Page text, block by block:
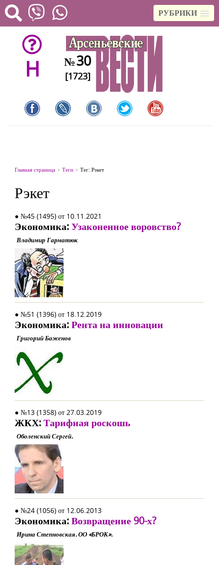
РУБРИКИ
H №30
[1723]
Главная страница Теги Тег: Рэкет
Рэкет
● №45 (1495) от 10.11.2021
Экономика:Узаконенное воровство?
Владимир Гарматюк
● №51 (1396) от 18.12.2019
Экономика:Рента на инновации
Григорий Баженов
● №13 (1358) от 27.03.2019
ЖКХ:Тарифная роскошь
Оболенский Сергей.
● №24 (1056) от 12.06.2013
Экономика:Возвращение 90-х?
Ирина Степновская. ОО «БРОК».